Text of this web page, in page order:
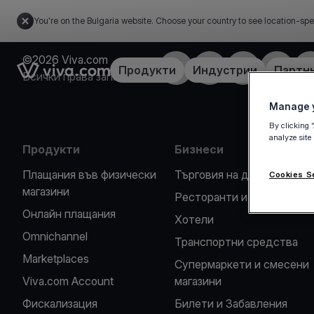
You're on the Bulgaria website. Choose your country to see location-
Link to the homepageПродукти Индустрии
©2026 Viva.com
Всички права запазени
Facebook
X LinkedIn
Продукти
Плащания във физически
магазини
Oнлайн плащания
Omnichannel
Marketplaces
Viva.com Account
Фискализация
Бизнеси
Търговия на дребно
Ресторанти и кафенета
Хотели
Транспортни средства
Супермаркети и смесени
магазини
Билети и Забавления
Manage
By clicking
analyze
Cookies